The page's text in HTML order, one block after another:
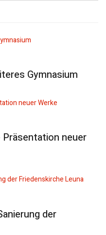
Gymnasium
Präsentation neuer
der